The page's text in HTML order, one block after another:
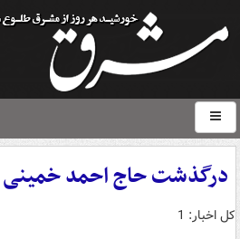
درگذشت حاج احمد خمینی
کل اخبار: 1